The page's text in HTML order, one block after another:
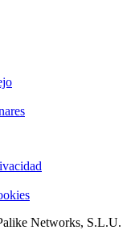
Networks, S.L.U.